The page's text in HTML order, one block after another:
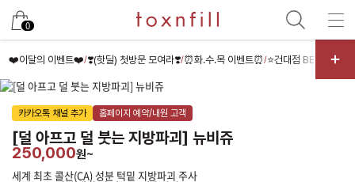
0
❤️이달의 이벤트❤️/❣️(핫딜) 첫방문 모여라❣️/⏰화.수.목 이벤트⏰/⭐건대점 BEST⭐/
카카오톡 채널 추가 홈페이지 예약/내원 고객
[덜 아프고 덜 붓는 지방파괴] 뉴비쥬
250,000원~
세계 최초 콜산(CA) 성분 턱밑 지방파괴 주사
남은 시술/관리권 예약
남은 시술/관리권 종류 선택
리프팅
색소
제모
여드름/모공